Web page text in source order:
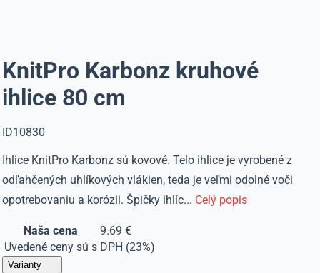
KnitPro Karbonz kruhové
ihlice 80 cm
ID10830
Ihlice KnitPro Karbonz sú kovové. Telo ihlice je vyrobené z
odľahčených uhlíkových vlákien, teda je veľmi odolné voči
opotrebovaniu a korózii. Špičky ihlíc... Celý popis
Naša cena
9.69 €
Uvedené ceny sú s DPH (23%)
Varianty